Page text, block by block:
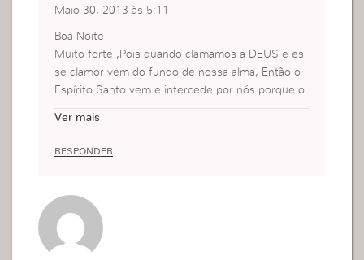
Maio 30, 2013 às 5:11
Boa Noite
Muito forte ,Pois quando clamamos a DEUS e es
se clamor vem do fundo de nossa alma, Então o
Espírito Santo vem e intercede por nós porque o
Beijos
Tânia Bacelar.
Ver mais
RESPONDER